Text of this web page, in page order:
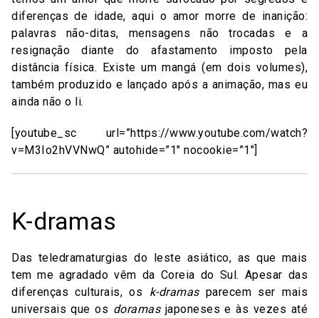
diferenças de idade, aqui o amor morre de inanição:
palavras não-ditas, mensagens não trocadas e a
resignação diante do afastamento imposto pela
distância física. Existe um mangá (em dois volumes),
também produzido e lançado após a animação, mas eu
ainda não o li.
[youtube_sc url=”https://www.youtube.com/watch?
v=M3Io2hVVNwQ” autohide=”1″ nocookie=”1″]
K-dramas
Das teledramaturgias do leste asiático, as que mais
tem me agradado vêm da Coreia do Sul. Apesar das
diferenças culturais, os k-dramasparecem ser mais
universais que os doramasjaponeses e às vezes até